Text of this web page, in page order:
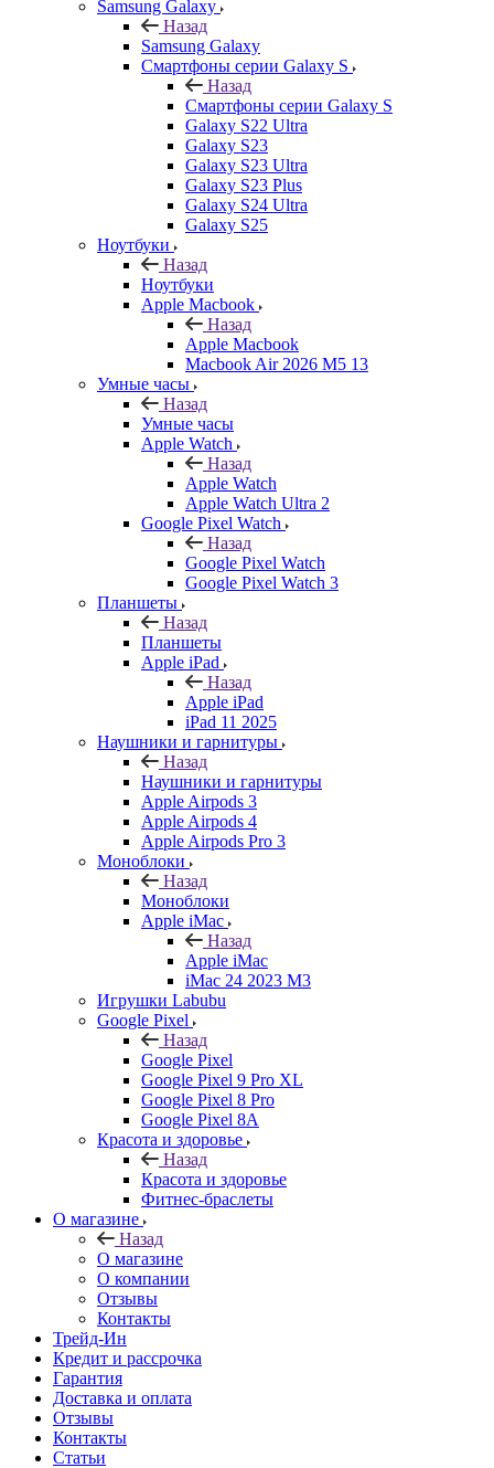
Samsung Galaxy
Назад
Samsung Galaxy
Смартфоны серии Galaxy S
Назад
Смартфоны серии Galaxy S
Galaxy S22 Ultra
Galaxy S23
Galaxy S23 Ultra
Galaxy S23 Plus
Galaxy S24 Ultra
Galaxy S25
Ноутбуки
Назад
Ноутбуки
Apple Macbook
Назад
Apple Macbook
Macbook Air 2026 M5 13
Умные часы
Назад
Умные часы
Apple Watch
Назад
Apple Watch
Apple Watch Ultra 2
Google Pixel Watch
Назад
Google Pixel Watch
Google Pixel Watch 3
Планшеты
Назад
Планшеты
Apple iPad
Назад
Apple iPad
iPad 11 2025
Наушники и гарнитуры
Назад
Наушники и гарнитуры
Apple Airpods 3
Apple Airpods 4
Apple Airpods Pro 3
Моноблоки
Назад
Моноблоки
Apple iMac
Назад
Apple iMac
iMac 24 2023 M3
Игрушки Labubu
Google Pixel
Назад
Google Pixel
Google Pixel 9 Pro XL
Google Pixel 8 Pro
Google Pixel 8A
Красота и здоровье
Назад
Красота и здоровье
Фитнес-браслеты
О магазине
Назад
О магазине
О компании
Отзывы
Контакты
Трейд-Ин
Кредит и рассрочка
Гарантия
Доставка и оплата
Отзывы
Контакты
Статьи